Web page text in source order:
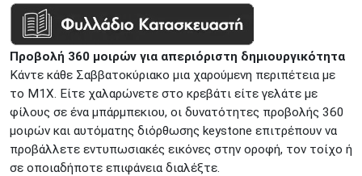
Προβολή 360 μοιρών για απεριόριστη δημιουργικότητα
Κάντε κάθε Σαββατοκύριακο μια χαρούμενη περιπέτεια με
το M1X. Είτε χαλαρώνετε στο κρεβάτι είτε γελάτε με
φίλους σε ένα μπάρμπεκιου, οι δυνατότητες προβολής 360
μοιρών και αυτόματης διόρθωσης keystone επιτρέπουν να
προβάλλετε εντυπωσιακές εικόνες στην οροφή, τον τοίχο ή
σε οποιαδήποτε επιφάνεια διαλέξτε.